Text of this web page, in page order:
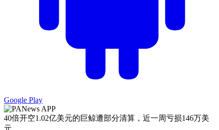
Google Play
40倍开空1.02亿美元的巨鲸遭部分清算，近一周亏损146万美
元